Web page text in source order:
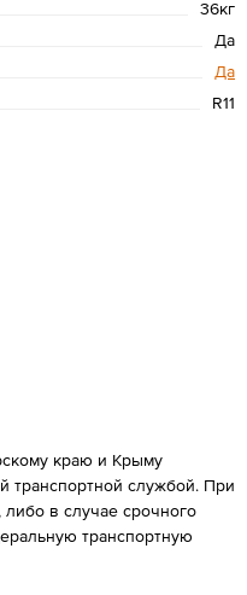
36кг
Да
Да
R11
краю и Крыму
транспортной службой. При
в случае срочного
транспортную